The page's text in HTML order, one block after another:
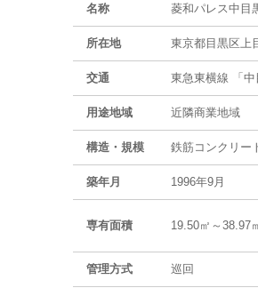
名称 菱和パレス中目
所在地 東京都目黒区上
交通 東急東横線 「
用途地域 近隣商業地域
構造・規模 鉄筋コンクリー
築年月 1996年9月
専有面積 19.50㎡～38.97
管理方式 巡回